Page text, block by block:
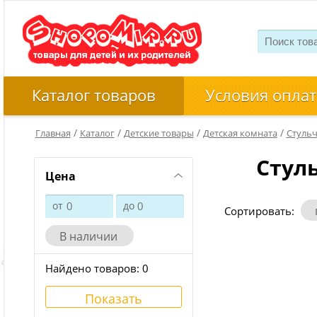
Каталог товаров Условия
Главная / Каталог/ Детские товары / Детская комната/
Цена
от до
В наличии
Найдено товаров: 0
Показать
Сортировать: